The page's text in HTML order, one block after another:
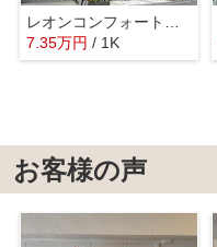
レオンコンフォート難波ミラージュ
7.35万円 / 1K
お客様の声